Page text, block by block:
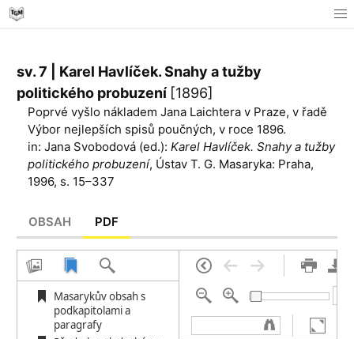
sv. 7 | Karel Havlíček. Snahy a tužby
politického probuzení [1896]
Poprvé vyšlo nákladem Jana Laichtera v Praze, v řadě
Výbor nejlepších spisů poučných, v roce 1896.
in: Jana Svobodová (ed.): Karel Havlíček. Snahy a tužby
politického probuzení, Ústav T. G. Masaryka: Praha,
1996, s. 15–337
OBSAH PDF